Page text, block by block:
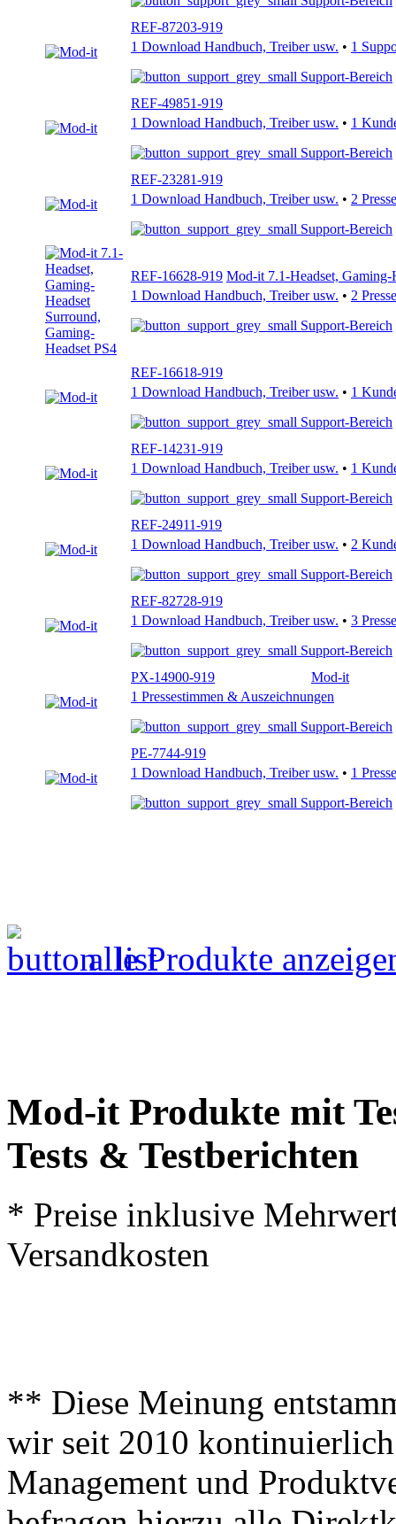
REF-87203-919
1 Download Handbuch, Treiber usw. • 1
Support-Bereich
REF-49851-919
1 Download Handbuch, Treiber usw. • 1
Support-Bereich
REF-23281-919
1 Download Handbuch, Treiber usw. • 2
Support-Bereich
REF-16628-919 Mod-it 7.1-Headset, Gaming-
1 Download Handbuch, Treiber usw. • 2
Support-Bereich
REF-16618-919
1 Download Handbuch, Treiber usw. • 1
Support-Bereich
REF-14231-919
1 Download Handbuch, Treiber usw. • 1
Support-Bereich
REF-24911-919
1 Download Handbuch, Treiber usw. • 2
Support-Bereich
REF-82728-919
1 Download Handbuch, Treiber usw. • 3
Support-Bereich
PX-14900-919
Mod-it
1 Pressestimmen & Auszeichnungen
Support-Bereich
PE-7744-919
1 Download Handbuch, Treiber usw. • 1
Support-Bereich
alle Produkte
Mod-it Produkte mit
Tests & Testberichten
* Preise inklusive
Versandkosten
** Diese Meinung
wir seit 2010
Management und